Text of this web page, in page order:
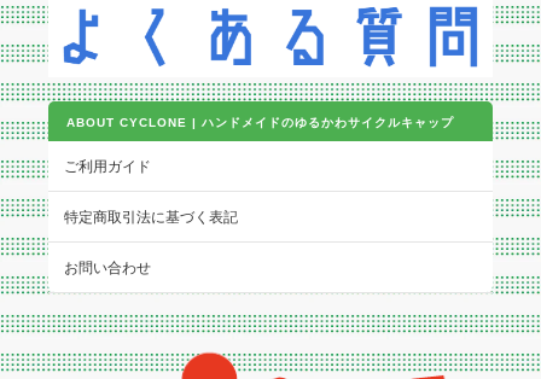
ABOUT CYCLONE | ハンドメイドのゆるかわサイクルキャップ
ご利用ガイド
特定商取引法に基づく表記
お問い合わせ